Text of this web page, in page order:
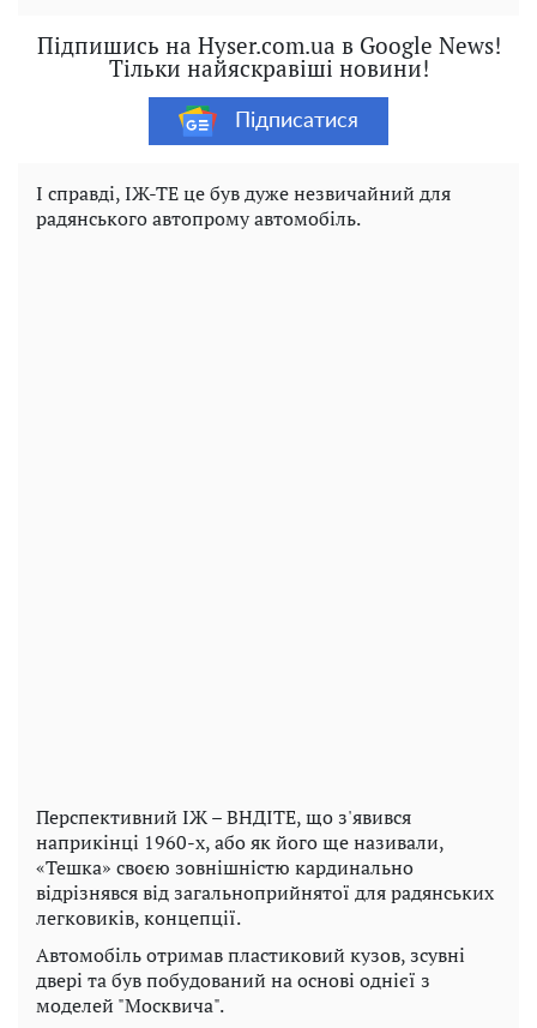
Підпишись на Hyser.com.ua в Google News!
Тільки найяскравіші новини!
Підписатися
І справді, ІЖ-ТЕ це був дуже незвичайний для
радянського автопрому автомобіль.
Перспективний ІЖ – ВНДІТЕ, що з'явився
наприкінці 1960-х, або як його ще називали,
«Тешка» своєю зовнішністю кардинально
відрізнявся від загальноприйнятої для радянських
легковиків, концепції.
Автомобіль отримав пластиковий кузов, зсувні
двері та був побудований на основі однієї з
моделей "Москвича".